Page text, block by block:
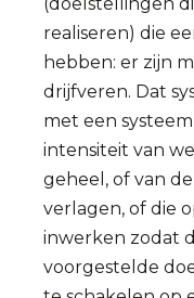
realiseren) die
hebben: er zijn
drijfveren. Dat
met een
intensiteit van
geheel, of van
verlagen, of die
inwerken zodat
voorgestelde